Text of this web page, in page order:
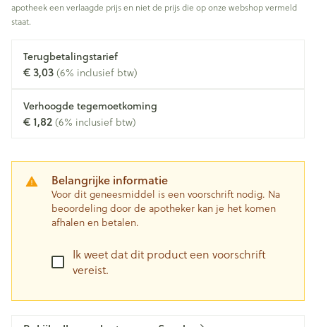
apotheek een verlaagde prijs en niet de prijs die op onze webshop vermeld
staat.
Terugbetalingstarief
€ 3,03(6% inclusief btw)
Verhoogde tegemoetkoming
€ 1,82(6% inclusief btw)
Belangrijke informatie
Voor dit geneesmiddel is een voorschrift nodig. Na
beoordeling door de apotheker kan je het komen
afhalen en betalen.
Ik weet dat dit product een voorschrift
vereist.